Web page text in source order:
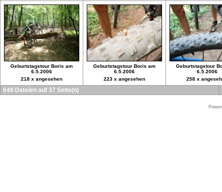
Geburtstagstour Boris am
6.5.2006
218 x angesehen
Geburtstagstour Boris am
6.5.2006
223 x angesehen
Geburtstagstour
6.5.2006
258 x
649 Dateien auf 37 Seite(n)